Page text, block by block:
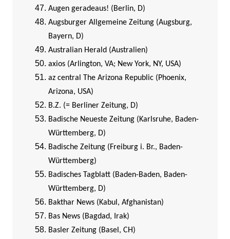
Augen geradeaus! (Berlin, D)
Augsburger Allgemeine Zeitung (Augsburg,
Bayern, D)
Australian Herald (Australien)
axios (Arlington, VA; New York, NY, USA)
az central The Arizona Republic (Phoenix,
Arizona, USA)
B.Z. (= Berliner Zeitung, D)
Badische Neueste Zeitung (Karlsruhe, Baden-
Württemberg, D)
Badische Zeitung (Freiburg i. Br., Baden-
Württemberg)
Badisches Tagblatt (Baden-Baden, Baden-
Württemberg, D)
Bakthar News (Kabul, Afghanistan)
Bas News (Bagdad, Irak)
Basler Zeitung (Basel, CH)